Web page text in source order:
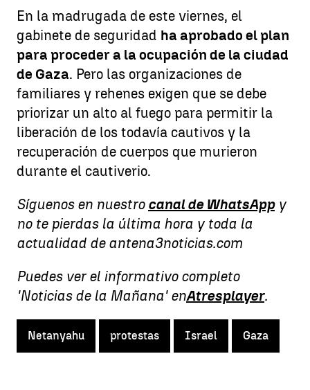
En la madrugada de este viernes, el
gabinete de seguridad ha aprobado el plan
para proceder a la ocupación de la ciudad
de Gaza. Pero las organizaciones de
familiares y rehenes exigen que se debe
priorizar un alto al fuego para permitir la
liberación de los todavía cautivos y la
recuperación de cuerpos que murieron
durante el cautiverio.
Síguenos en nuestro canal de WhatsAppy
no te pierdas la última hora y toda la
actualidad de antena3noticias.com
Puedes ver el informativo completo
'Noticias de la Mañana' enAtresplayer.
Netanyahu protestas Israel Gaza